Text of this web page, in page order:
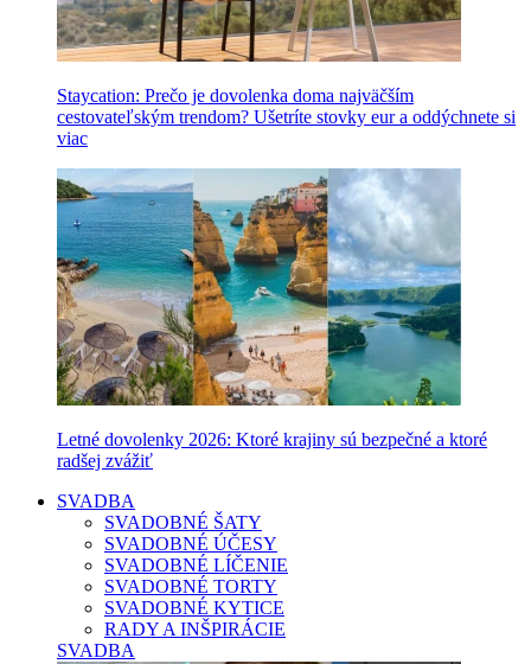
Staycation: Prečo je dovolenka doma najväčším
cestovateľským trendom? Ušetríte stovky eur a oddýchnete si
viac
Letné dovolenky 2026: Ktoré krajiny sú bezpečné a ktoré
radšej zvážiť
SVADBA
SVADOBNÉ ŠATY
SVADOBNÉ ÚČESY
SVADOBNÉ LÍČENIE
SVADOBNÉ TORTY
SVADOBNÉ KYTICE
RADY A INŠPIRÁCIE
SVADBA